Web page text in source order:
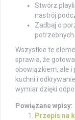
Stwórz
nastrój
Zadbaj o
potrzebnych
Wszystkie te
sprawia, że
obowiązkiem, ale i
kuchni i
wymiar dzięki
Powiązane wpisy:
Przepis na